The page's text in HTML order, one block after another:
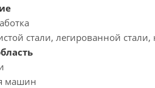
стали, легированной
машин